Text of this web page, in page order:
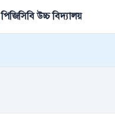
পিজিসিবি উচ্চ বিদ্যালয়